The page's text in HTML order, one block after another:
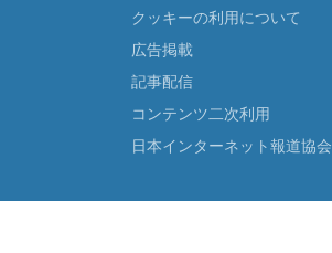
クッキーの利用について
広告掲載
記事配信
コンテンツ二次利用
日本インターネット報道協会